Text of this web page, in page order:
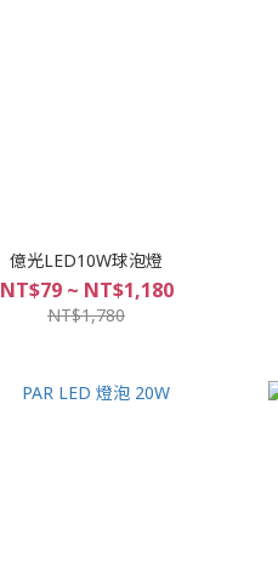
億光LED10W球泡燈
NT$79 ~ NT$1,180
NT$1,780